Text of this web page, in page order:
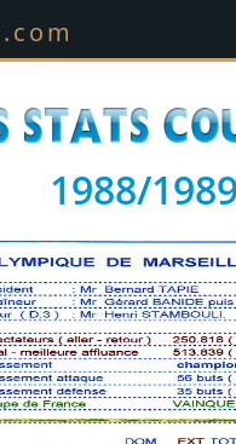
.com
1988/